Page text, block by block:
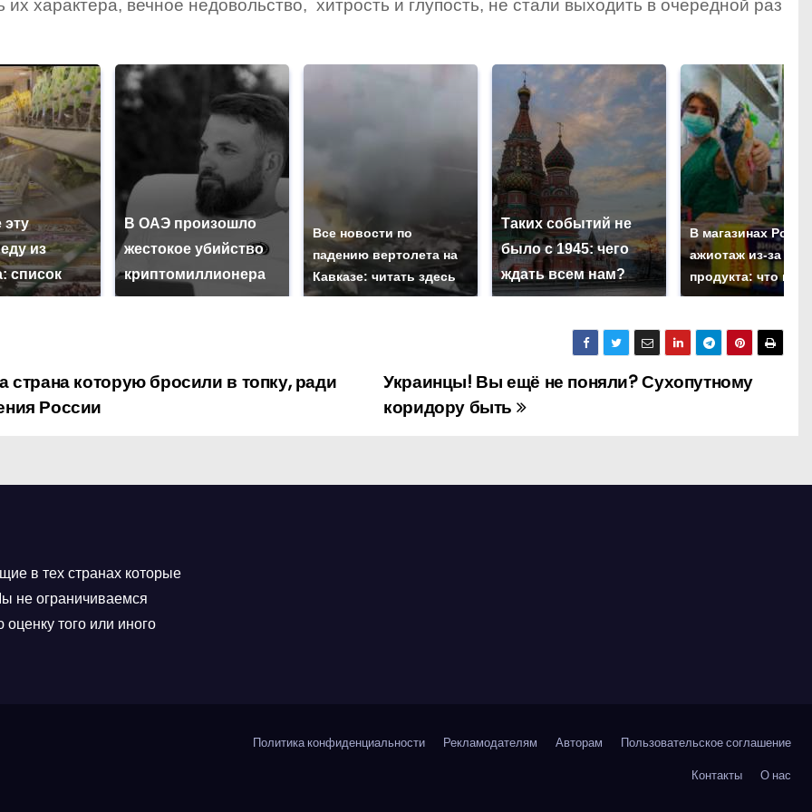
их характера, вечное недовольство, хитрость и глупость, не стали выходить в очередной раз
эту
из
список
В ОАЭ произошло
жестокое убийство
криптомиллионера
Все новости по
падению вертолета на
Кавказе: читать здесь
Таких событий не
было с 1945: чего
ждать всем нам?
В магазинах
ажиотаж из-за
продукта: что
Украинцы! Вы ещё не поняли? Сухопутному
коридору быть
страна которую бросили в топку, ради
России
в тех странах которые
не ограничиваемся
того или иного
Политика конфиденциальности Рекламодателям Авторам
Пользовательское соглашение
Контакты
О нас